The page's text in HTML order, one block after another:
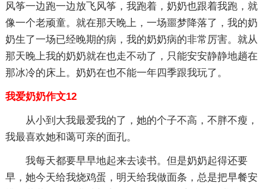
风筝一边跑一边放飞风筝，我跑着，奶奶也跟着我跑，就
像一个老顽童。就在那天晚上，一场噩梦降落了，我的奶
奶生了一场已经晚期的病，我的奶奶病的非常厉害。就从
那天晚上我的奶奶就在也走不动了，只能安安静静地趟在
那冰冷的床上。奶奶在也不能一年四季跟我玩了。
我爱奶奶作文12
从小到大我最爱我的了，她的个子不高，不胖不瘦，
我最喜欢她和蔼可亲的面孔。
我每天都要早早地起来去读书。但是奶奶起得还要
早，她今天给我烧鸡蛋，明天给我做面条，总是把早餐安